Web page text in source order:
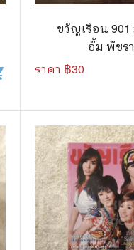
ขวัญเรือน 901
อั้ม พัชร
ราคา ฿30